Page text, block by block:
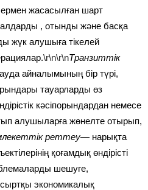
жасасылған шарт
, отынды және басқа
жүк алушыға тікелей
\r\n\r\nТранзиттік
айналымының бір түрі,
тауарларды өз
кәсіпорындардан немесе
алушыларға жөнелте отырып,
реттеу— нарықта
қоғамдық өндірісті
шешуге,
экономикалық